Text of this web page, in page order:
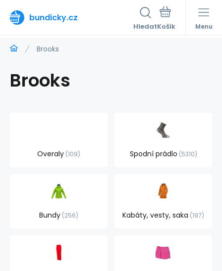
bundicky.cz
Hledat Menu
Brooks
Brooks
Overaly 109 Spodní prádlo 5310
Bundy 256 Kabáty, vesty, saka 197